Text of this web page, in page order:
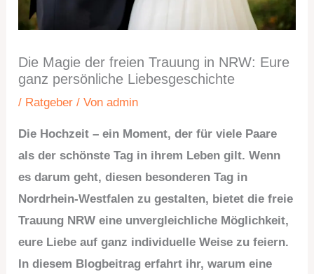
Die Magie der freien Trauung in NRW: Eure
ganz persönliche Liebesgeschichte
/ Ratgeber / Vonadmin
Die Hochzeit – ein Moment, der für viele Paare
als der schönste Tag in ihrem Leben gilt. Wenn
es darum geht, diesen besonderen Tag in
Nordrhein-Westfalen zu gestalten, bietet die freie
Trauung NRW eine unvergleichliche Möglichkeit,
eure Liebe auf ganz individuelle Weise zu feiern.
In diesem Blogbeitrag erfahrt ihr, warum eine